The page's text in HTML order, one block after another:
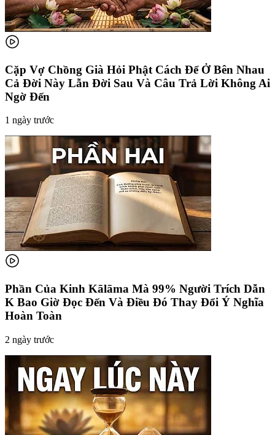
Cặp Vợ Chồng Già Hỏi Phật Cách Để Ở Bên Nhau
Cả Đời Này Lẫn Đời Sau Và Câu Trả Lời Không Ai
Ngờ Đến
1 ngày trước
Phần Của Kinh Kālāma Mà 99% Người Trích Dẫn
K Bao Giờ Đọc Đến Và Điều Đó Thay Đổi Ý Nghĩa
Hoàn Toàn
2 ngày trước